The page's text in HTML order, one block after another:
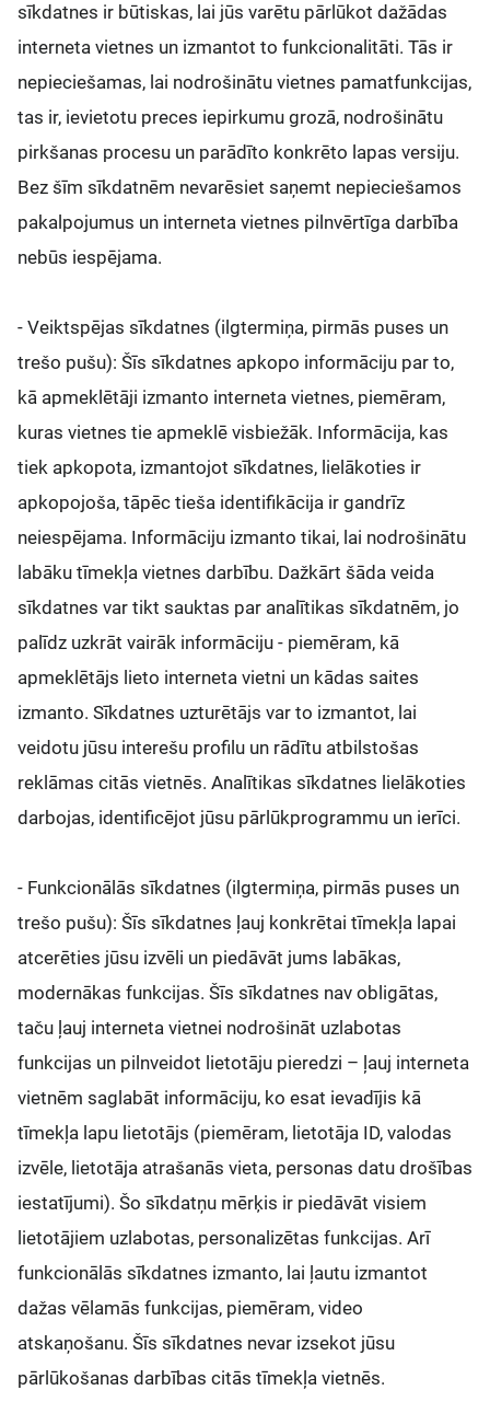
sīkdatnes ir būtiskas, lai jūs varētu pārlūkot dažādas
interneta vietnes un izmantot to funkcionalitāti. Tās ir
nepieciešamas, lai nodrošinātu vietnes pamatfunkcijas,
tas ir, ievietotu preces iepirkumu grozā, nodrošinātu
pirkšanas procesu un parādīto konkrēto lapas versiju.
Bez šīm sīkdatnēm nevarēsiet saņemt nepieciešamos
pakalpojumus un interneta vietnes pilnvērtīga darbība
nebūs iespējama.
- Veiktspējas sīkdatnes (ilgtermiņa, pirmās puses un
trešo pušu): Šīs sīkdatnes apkopo informāciju par to,
kā apmeklētāji izmanto interneta vietnes, piemēram,
kuras vietnes tie apmeklē visbiežāk. Informācija, kas
tiek apkopota, izmantojot sīkdatnes, lielākoties ir
apkopojoša, tāpēc tieša identifikācija ir gandrīz
neiespējama. Informāciju izmanto tikai, lai nodrošinātu
labāku tīmekļa vietnes darbību. Dažkārt šāda veida
sīkdatnes var tikt sauktas par analītikas sīkdatnēm, jo
palīdz uzkrāt vairāk informāciju - piemēram, kā
apmeklētājs lieto interneta vietni un kādas saites
izmanto. Sīkdatnes uzturētājs var to izmantot, lai
veidotu jūsu interešu profilu un rādītu atbilstošas
reklāmas citās vietnēs. Analītikas sīkdatnes lielākoties
darbojas, identificējot jūsu pārlūkprogrammu un ierīci.
- Funkcionālās sīkdatnes (ilgtermiņa, pirmās puses un
trešo pušu): Šīs sīkdatnes ļauj konkrētai tīmekļa lapai
atcerēties jūsu izvēli un piedāvāt jums labākas,
modernākas funkcijas. Šīs sīkdatnes nav obligātas,
taču ļauj interneta vietnei nodrošināt uzlabotas
funkcijas un pilnveidot lietotāju pieredzi – ļauj interneta
vietnēm saglabāt informāciju, ko esat ievadījis kā
tīmekļa lapu lietotājs (piemēram, lietotāja ID, valodas
izvēle, lietotāja atrašanās vieta, personas datu drošības
iestatījumi). Šo sīkdatņu mērķis ir piedāvāt visiem
lietotājiem uzlabotas, personalizētas funkcijas. Arī
funkcionālās sīkdatnes izmanto, lai ļautu izmantot
dažas vēlamās funkcijas, piemēram, video
atskaņošanu. Šīs sīkdatnes nevar izsekot jūsu
pārlūkošanas darbības citās tīmekļa vietnēs.